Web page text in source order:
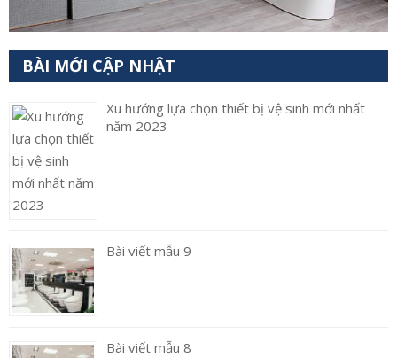
BÀI MỚI CẬP NHẬT
Xu hướng lựa chọn thiết bị vệ sinh mới nhất
năm 2023
Bài viết mẫu 9
Bài viết mẫu 8